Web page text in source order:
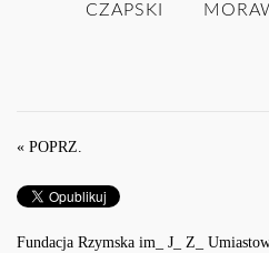
CZAPSKI
« POPRZ.
Fundacja Rzymska im_ J_ Z_